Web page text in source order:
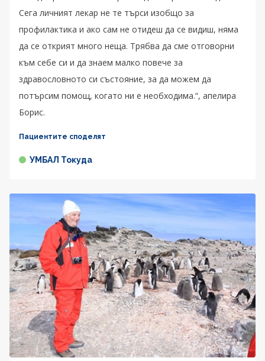
Сега личният лекар не те търси изобщо за
профилактика и ако сам не отидеш да се видиш, няма
да се открият много неща. Трябва да сме отговорни
към себе си и да знаем малко повече за
здравословното си състояние, за да можем да
потърсим помощ, когато ни е необходима.“, апелира
Борис.
Пациентите споделят
УМБАЛ Токуда